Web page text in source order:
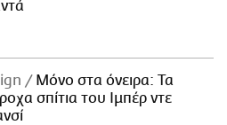
Μόνο στα όνειρα: Τα
σπίτια του Ιμπέρ ντε